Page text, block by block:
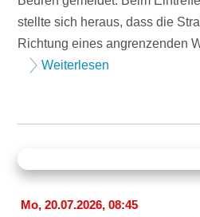
stellte sich heraus, dass die
Richtung eines angrenzenden
Weiterlesen
Mo, 20.07.2026, 08:45